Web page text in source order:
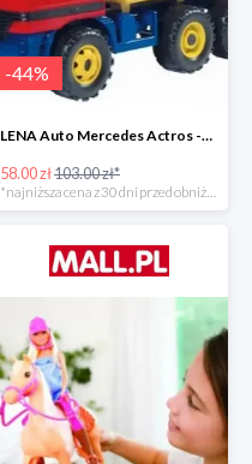
-44%
LENA Auto Mercedes Actros -43%
58.00 zł103.00 zł*
*najniższa cena z 30 dni przed obniżką